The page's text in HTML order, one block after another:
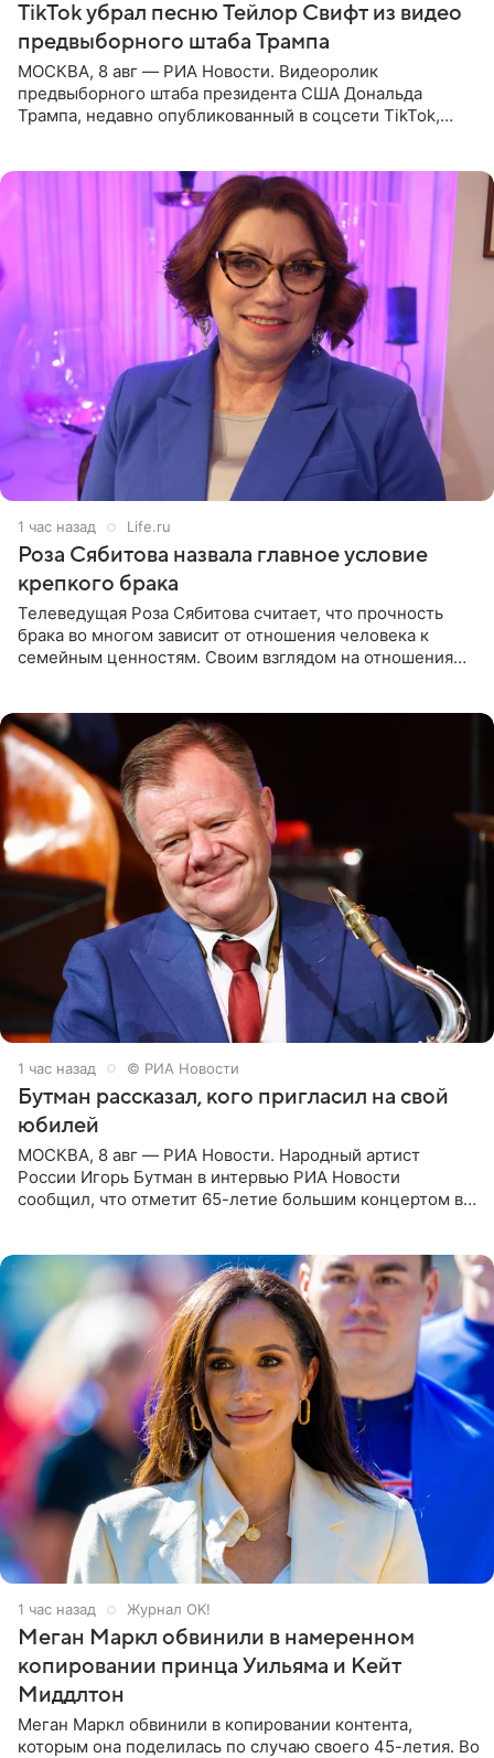
TikTok убрал песню Тейлор Свифт из видео
предвыборного штаба Трампа
МОСКВА, 8 авг — РИА Новости. Видеоролик
предвыборного штаба президента США Дональда
Трампа, недавно опубликованный в соцсети TikTok,
1 час назад Life.ru
Роза Сябитова назвала главное условие
крепкого брака
Телеведущая Роза Сябитова считает, что прочность
брака во многом зависит от отношения человека к
семейным ценностям. Своим взглядом на отношения
1 час назад © РИА Новости
Бутман рассказал, кого пригласил на свой
юбилей
МОСКВА, 8 авг — РИА Новости. Народный артист
России Игорь Бутман в интервью РИА Новости
сообщил, что отметит 65-летие большим концертом в
1 час назад Журнал OK!
Меган Маркл обвинили в намеренном
копировании принца Уильяма и Кейт
Миддлтон
Меган Маркл обвинили в копировании контента,
которым она поделилась по случаю своего 45-летия. Во